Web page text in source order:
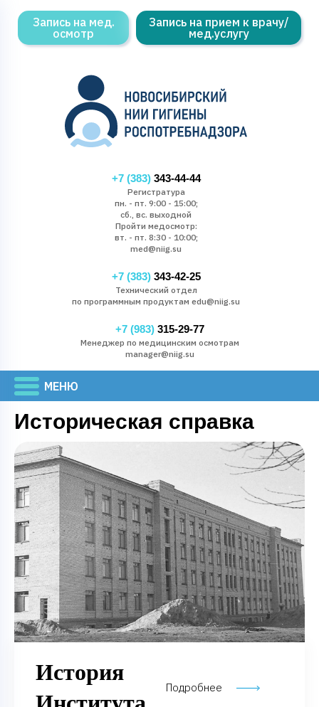
Запись на мед.
осмотр
Запись на прием к врачу/
мед.услугу
+7 (383)343-44-44
Регистратура
пн. - пт. 9:00 - 15:00;
сб., вс. выходной
Пройти медосмотр:
вт. - пт. 8:30 - 10:00;
med@niig.su
+7 (383)343-42-25
Технический отдел
по программным продуктам edu@niig.su
+7 (983)315-29-77
Менеджер по медицинским осмотрам
manager@niig.su
Историческая справка
История
Подробнее